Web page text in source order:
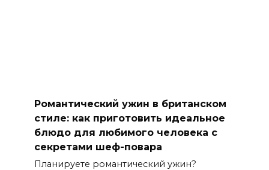
Романтический ужин в британском
стиле: как приготовить идеальное
блюдо для любимого человека с
секретами шеф-повара
Планируете романтический ужин?